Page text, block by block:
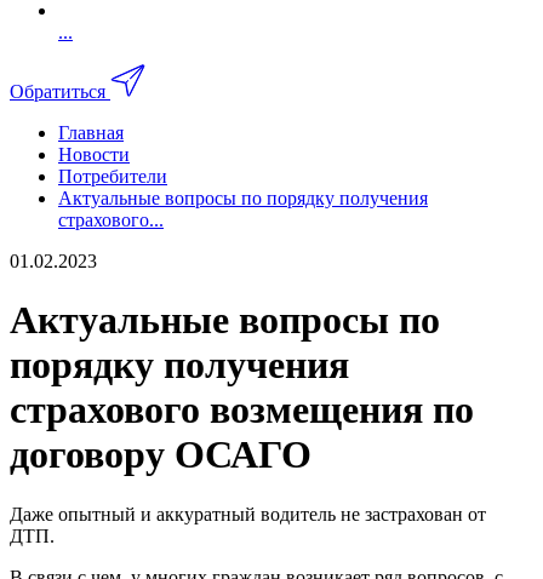
...
Обратиться
Главная
Новости
Потребители
Актуальные вопросы по порядку получения
страхового...
01.02.2023
Актуальные вопросы по
порядку получения
страхового возмещения по
договору ОСАГО
Даже опытный и аккуратный водитель не застрахован от
ДТП.